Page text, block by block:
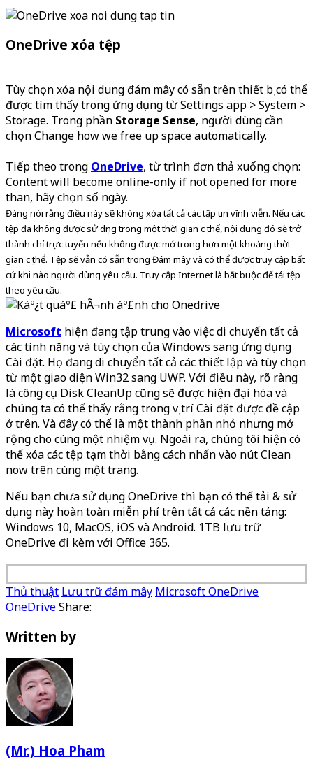
OneDrive xóa tệp
Tùy chọn xóa nội dung đám mây có sẵn trên thiết bị có thể
được tìm thấy trong ứng dụng từ Settings app > System >
Storage. Trong phần Storage Sense, người dùng cần
chọn Change how we free up space automatically.
Tiếp theo trong OneDrive, từ trình đơn thả xuống chọn:
Content will become online-only if not opened for more
than, hãy chọn số ngày.
Đáng nói rằng điều này sẽ không xóa tất cả các tập tin vĩnh viễn. Nếu các
tệp đã không được sử dụng trong một thời gian cụ thể, nội dung đó sẽ trở
thành chỉ trực tuyến nếu không được mở trong hơn một khoảng thời
gian cụ thể. Tệp sẽ vẫn có sẵn trong Đám mây và có thể được truy cập bất
cứ khi nào người dùng yêu cầu. Truy cập Internet là bắt buộc để tải tệp
theo yêu cầu.
Microsoft hiện đang tập trung vào việc di chuyển tất cả
các tính năng và tùy chọn của Windows sang ứng dụng
Cài đặt. Họ đang di chuyển tất cả các thiết lập và tùy chọn
từ một giao diện Win32 sang UWP. Với điều này, rõ ràng
là công cụ Disk CleanUp cũng sẽ được hiện đại hóa và
chúng ta có thể thấy rằng trong vị trí Cài đặt được đề cập
ở trên. Và đây có thể là một thành phần nhỏ nhưng mở
rộng cho cùng một nhiệm vụ. Ngoài ra, chúng tôi hiện có
thể xóa các tệp tạm thời bằng cách nhấn vào nút Clean
now trên cùng một trang.
Nếu bạn chưa sử dụng OneDrive thì bạn có thể tải & sử
dụng này hoàn toàn miễn phí trên tất cả các nền tảng:
Windows 10, MacOS, iOS và Android. 1TB lưu trữ
OneDrive đi kèm với Office 365.
Thủ thuật Lưu trữ đám mây Microsoft OneDrive
OneDriveShare:
Written by
(Mr.) Hoa Pham